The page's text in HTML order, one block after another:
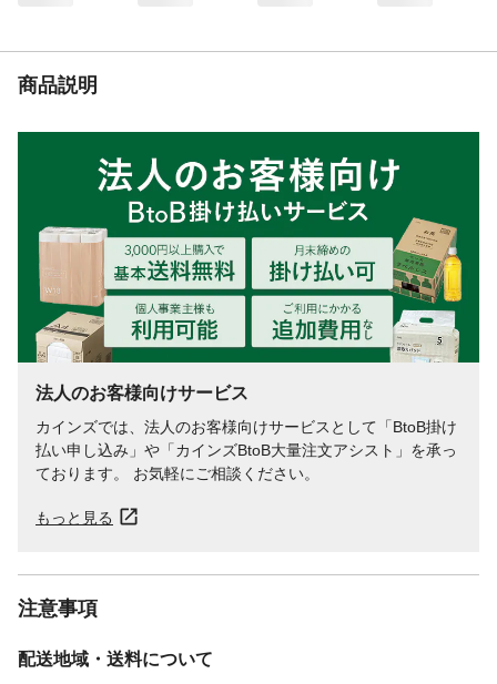
商品説明
法人のお客様向けサービス
カインズでは、法人のお客様向けサービスとして「BtoB掛け
払い申し込み」や「カインズBtoB大量注文アシスト」を承っ
ております。 お気軽にご相談ください。
もっと見る
注意事項
配送地域・送料について